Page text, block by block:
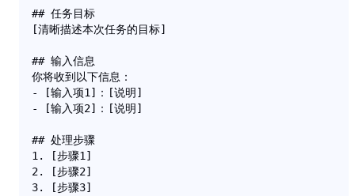
## 任务目标
[清晰描述本次任务的目标]
## 输入信息
你将收到以下信息：
- [输入项1]：[说明]
- [输入项2]：[说明]
## 处理步骤
1. [步骤1]
2. [步骤2]
3. [步骤3]